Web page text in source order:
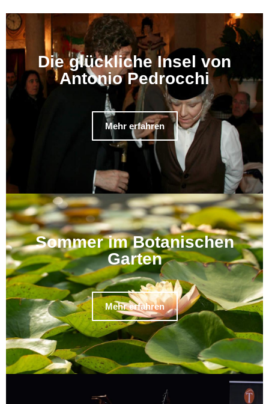
Die glückliche Insel von
Antonio Pedrocchi
Mehr erfahren
Sommer im Botanischen
Garten
Mehr erfahren